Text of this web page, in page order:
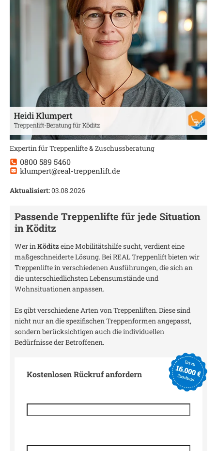
Expertin für Treppenlifte & Zuschussberatung
0800 589 5460
klumpert@real-treppenlift.de
Aktualisiert:03.08.2026
Passende Treppenlifte für jede Situation
inKöditz
Wer inKöditz eine Mobilitätshilfe sucht, verdient eine
maßgeschneiderte Lösung. Bei REAL Treppenlift bieten wir
Treppenlifte in verschiedenen Ausführungen, die sich an
die unterschiedlichsten Lebensumstände und
Wohnsituationen anpassen.
Es gibt verschiedene Arten von Treppenliften. Diese sind
nicht nur an die spezifischen Treppenformen angepasst,
sondern berücksichtigen auch die individuellen
Bedürfnisse der Betroffenen.
Kostenlosen Rückruf anfordern